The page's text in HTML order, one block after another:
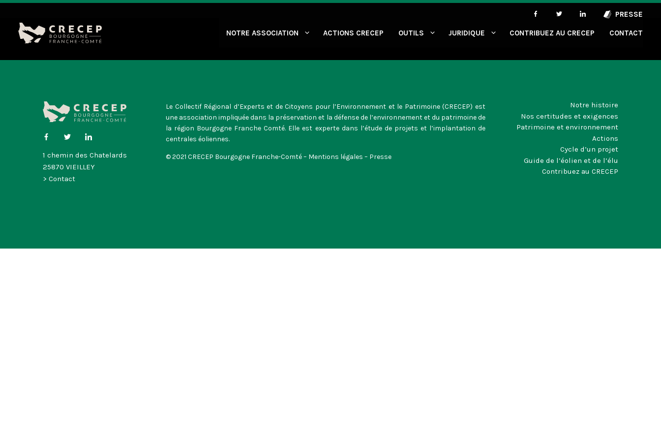
Aller
PRESSE
NOTRE ASSOCIATION ACTIONS CRECEP OUTILS JURIDIQUE CONTRIBUEZ AU CRECEP CONTACT
1 chemin des Chatelards
25870 VIEILLEY
> Contact
Le Collectif Régional d’Experts et de Citoyens pour l’Environnement et le Patrimoine (CRECEP) est
une association impliquée dans la préservation et la défense de l’environnement et du patrimoine de
la région Bourgogne Franche Comté. Elle est experte dans l’étude de projets et l’implantation de
centrales éoliennes.
© 2021 CRECEP Bourgogne Franche-Comté – Mentions légales – Presse
Notre histoire
Nos certitudes et exigences
Patrimoine et environnement
Actions
Cycle d’un projet
Guide de l’éolien et de l’élu
Contribuez au CRECEP